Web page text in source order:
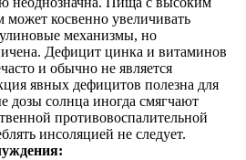
может косвенно увеличивать
механизмы, но
Дефицит цинка и витаминов
и обычно не является
явных дефицитов полезна для
дозы солнца иногда смягчают
противовоспалительной
инсоляцией не следует.